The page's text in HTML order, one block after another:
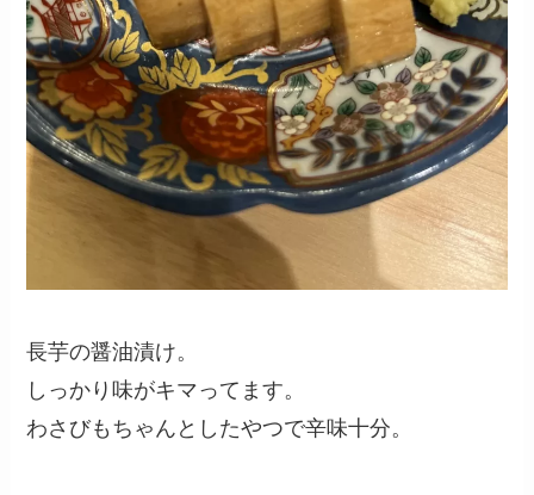
長芋の醤油漬け。
しっかり味がキマってます。
わさびもちゃんとしたやつで辛味十分。